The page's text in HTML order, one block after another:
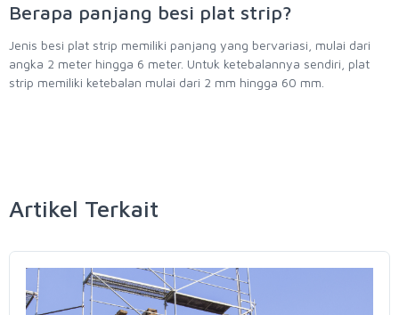
Berapa panjang besi plat strip?
Jenis besi plat strip memiliki panjang yang bervariasi, mulai dari
angka 2 meter hingga 6 meter. Untuk ketebalannya sendiri, plat
strip memiliki ketebalan mulai dari 2 mm hingga 60 mm.
Artikel Terkait